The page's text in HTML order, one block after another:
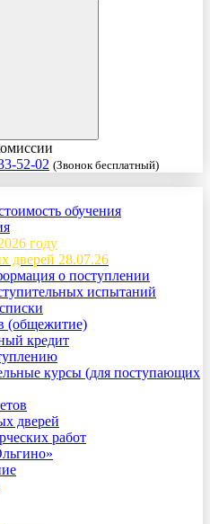
52-02 (Звонок бесплатный)
обучения
году
дверей 28.07.26
о поступлении
испытаний
(общежитие)
кредит
курсы (для поступающих
дверей
работ